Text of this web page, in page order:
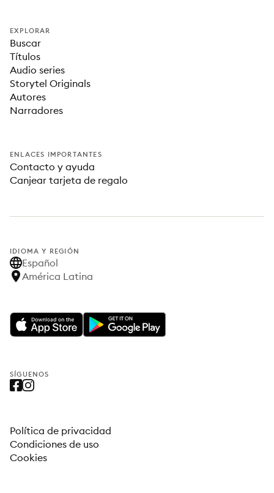
EXPLORAR
Buscar
Títulos
Audio series
Storytel Originals
Autores
Narradores
ENLACES IMPORTANTES
Contacto y ayuda
Canjear tarjeta de regalo
IDIOMA Y REGIÓN
Español
América Latina
SÍGUENOS
Política de privacidad
Condiciones de uso
Cookies